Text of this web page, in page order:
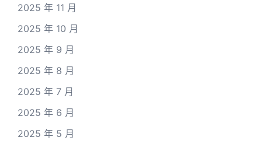
2025 年 11 月
2025 年 10 月
2025 年 9 月
2025 年 8 月
2025 年 7 月
2025 年 6 月
2025 年 5 月